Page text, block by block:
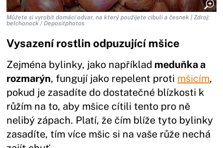
Můžete si vyrobit domácí odvar, na který použijete cibuli a česnek | Zdroj:
belchonock / Depositphotos
Vysazení rostlin odpuzující mšice
Zejména bylinky, jako například meduňka a
rozmarýn, fungují jako repelent proti mšicím,
pokud je zasadíte do dostatečné blízkosti k
růžím na to, aby mšice cítili tento pro ně
nelibý zápach. Platí, že čím blíže tyto bylinky
zasadíte, tím více mšic si na vaše růže nechá